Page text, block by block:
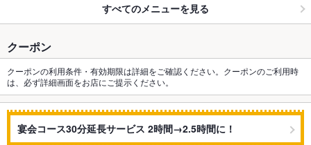
すべてのメニューを見る
クーポン
クーポンの利用条件・有効期限は詳細をご確認ください。クーポンのご利用時
は、必ず詳細画面をお店にご提示ください。
宴会コース30分延長サービス 2時間→2.5時間に！